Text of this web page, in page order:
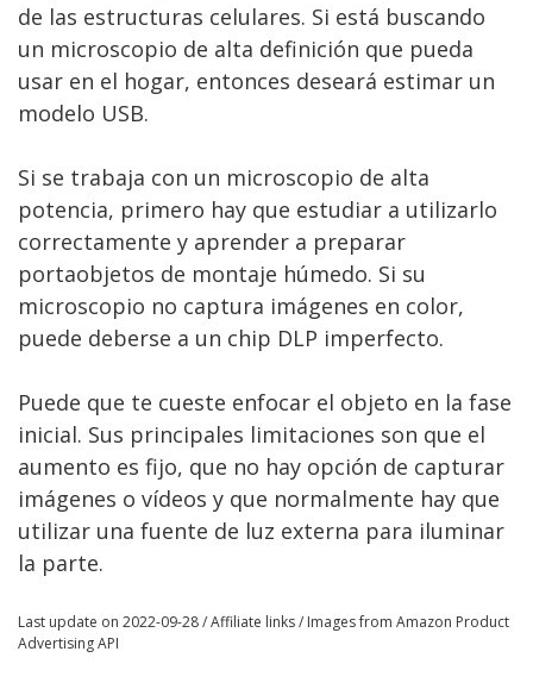
de las estructuras celulares. Si está buscando
un microscopio de alta definición que pueda
usar en el hogar, entonces deseará estimar un
modelo USB.
Si se trabaja con un microscopio de alta
potencia, primero hay que estudiar a utilizarlo
correctamente y aprender a preparar
portaobjetos de montaje húmedo. Si su
microscopio no captura imágenes en color,
puede deberse a un chip DLP imperfecto.
Puede que te cueste enfocar el objeto en la fase
inicial. Sus principales limitaciones son que el
aumento es fijo, que no hay opción de capturar
imágenes o vídeos y que normalmente hay que
utilizar una fuente de luz externa para iluminar
la parte.
Last update on 2022-09-28 / Affiliate links / Images from Amazon Product
Advertising API